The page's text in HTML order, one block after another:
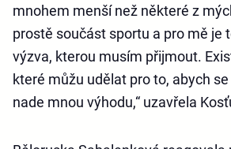
mnohem menší než některé z
prostě součást sportu a pro mě je
výzva, kterou musím přijmout.
které můžu udělat pro to, abych
nade mnou výhodu,“ uzavřela